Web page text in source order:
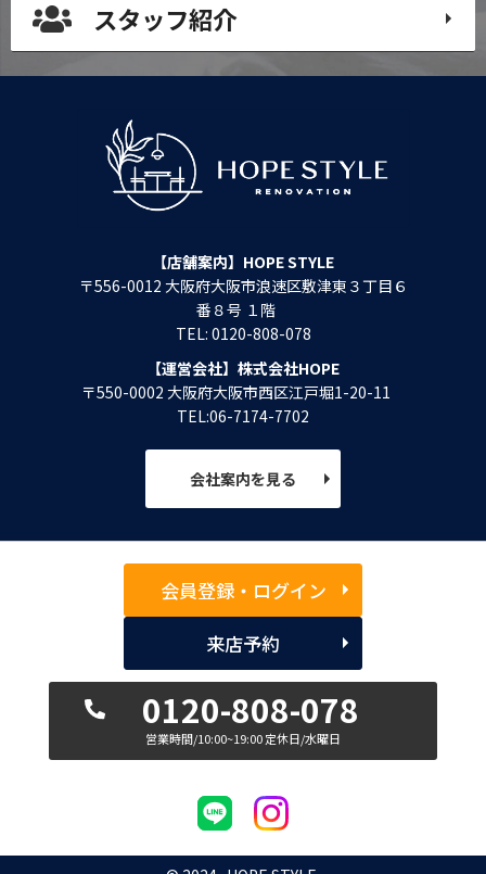
スタッフ紹介
【店舗案内】HOPE STYLE
〒556-0012 大阪府大阪市浪速区敷津東３丁目６
番８号 １階
TEL: 0120-808-078
【運営会社】株式会社HOPE
〒550-0002 大阪府大阪市西区江戸堀1-20-11
TEL:06-7174-7702
会社案内を見る
会員登録・ログイン
来店予約
0120-808-078
営業時間/10:00~19:00 定休日/水曜日